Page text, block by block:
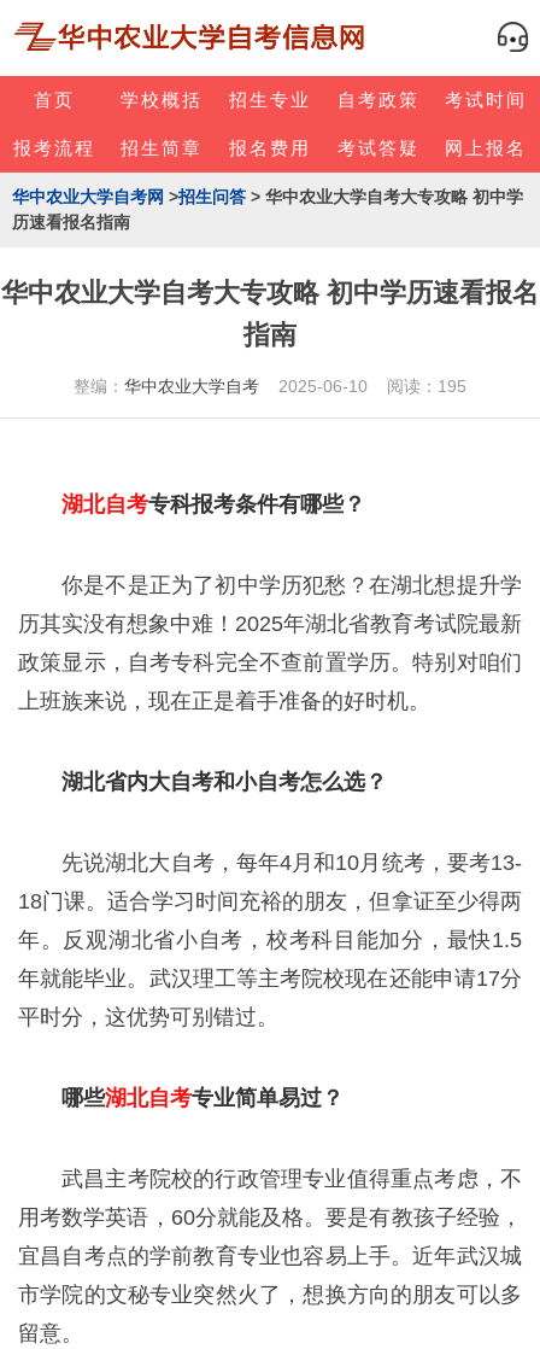
首页 学校概括 招生专业 自考政策 考试时间
报考流程 招生简章 报名费用 考试答疑 网上报名
华中农业大学自考网 >招生问答 > 华中农业大学自考大专攻略 初中学
历速看报名指南
华中农业大学自考大专攻略 初中学历速看报名
指南
整编： 华中农业大学自考 2025-06-10 阅读：195
湖北自考专科报考条件有哪些？
你是不是正为了初中学历犯愁？在湖北想提升学
历其实没有想象中难！2025年湖北省教育考试院最新
政策显示，自考专科完全不查前置学历。特别对咱们
上班族来说，现在正是着手准备的好时机。
湖北省内大自考和小自考怎么选？
先说湖北大自考，每年4月和10月统考，要考13-
18门课。适合学习时间充裕的朋友，但拿证至少得两
年。反观湖北省小自考，校考科目能加分，最快1.5
年就能毕业。武汉理工等主考院校现在还能申请17分
平时分，这优势可别错过。
哪些湖北自考专业简单易过？
武昌主考院校的行政管理专业值得重点考虑，不
用考数学英语，60分就能及格。要是有教孩子经验，
宜昌自考点的学前教育专业也容易上手。近年武汉城
市学院的文秘专业突然火了，想换方向的朋友可以多
留意。